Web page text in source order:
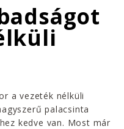
a vezeték nélküli
palacsinta
kedve van. Most már